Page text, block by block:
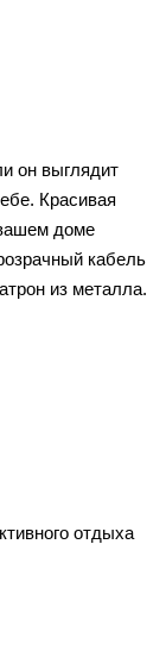
он выглядит
Красивая
доме
кабель
из металла.
отдыха